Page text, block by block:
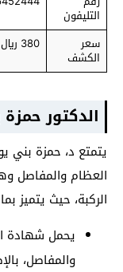
التليفون
سعر
الكشف
380 ريال
الدكتور
يتمتع د، حمزة
العظام والمفاصل
الركبة، حيث يتميز
يحمل شهادة
والمفاصل،